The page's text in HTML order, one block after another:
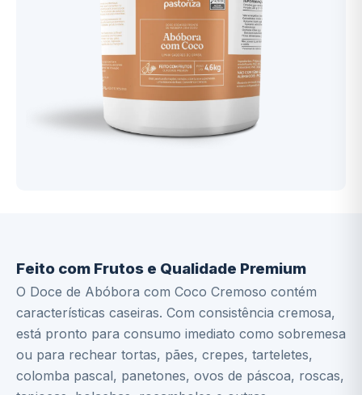
Feito com Frutos e Qualidade Premium
O Doce de Abóbora com Coco Cremoso contém
características caseiras. Com consistência cremosa,
está pronto para consumo imediato como sobremesa
ou para rechear tortas, pães, crepes, tarteletes,
colomba pascal, panetones, ovos de páscoa, roscas,